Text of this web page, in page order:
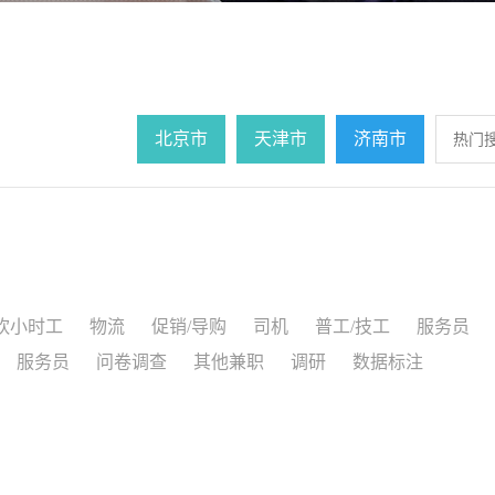
北京市 天津市 济南市
小时工 物流 促销/导购 司机 普工/技工
服务员
服务员
问卷调查 其他兼职 调研 数据标注